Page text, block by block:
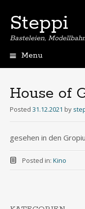
Steppi
Basteleien,
Menu
House of
Posted 31.12.2021 by
gesehen in den
Posted in: Kino